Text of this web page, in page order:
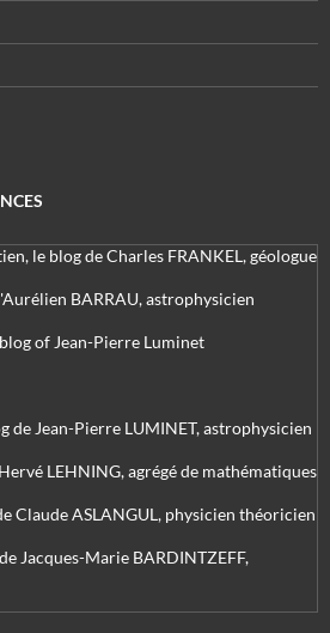
le blog de Charles FRANKEL, géologue
BARRAU, astrophysicien
of Jean-Pierre Luminet
de Jean-Pierre LUMINET, astrophysicien
LEHNING, agrégé de mathématiques
Claude ASLANGUL, physicien théoricien
Jacques-Marie BARDINTZEFF,